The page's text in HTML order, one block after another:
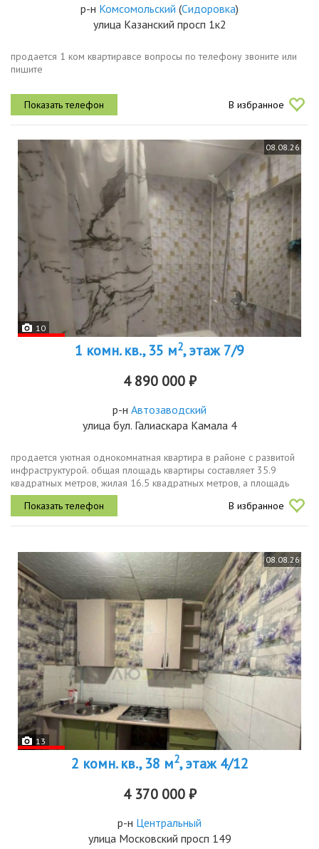
р-н Комсомольский (Сидоровка)
улица Казанский просп 1к2
продается 1 ком квартиравсе вопросы по телефону звоните или
пишите
В избранное
08.08.26
10
1 комн. кв., 35 м2, этаж 7/9
4 890 000 ₽
р-н Автозаводский
улица бул. Галиаскара Камала 4
продается уютная однокомнатная квартира в районе с развитой
инфраструктурой. общая площадь квартиры составляет 35.9
квадратных метров, жилая 16.5 квадратных метров, а площадь
кухни 8 квадратных метров. квартира расположена на 7 этаже
9этажного...
В избранное
08.08.26
13
2 комн. кв., 38 м2, этаж 4/12
4 370 000 ₽
р-н Центральный
улица Московский просп 149